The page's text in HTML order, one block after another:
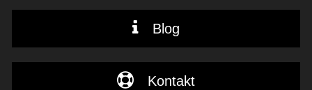
Blog
Kontakt